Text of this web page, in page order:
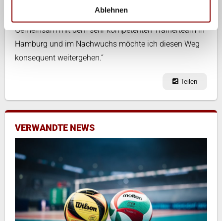
Ablehnen
Jahren viele Räder in die richtige Richtung gedreht.
Gemeinsam mit dem sehr kompetenten Trainerteam in
Hamburg und im Nachwuchs möchte ich diesen Weg
konsequent weitergehen.“
Teilen
VERWANDTE NEWS